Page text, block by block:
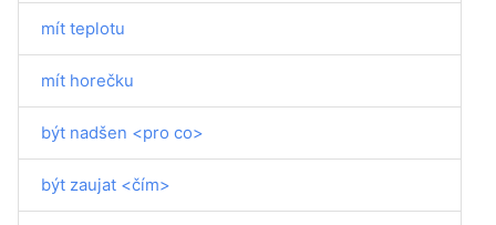
mít teplotu
mít horečku
být nadšen <pro co>
být zaujat <čím>